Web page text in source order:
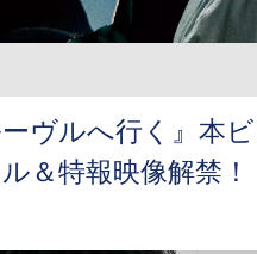
ヴルへ行く』本
＆特報映像解禁！